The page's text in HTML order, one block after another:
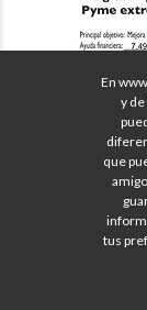
En
y
que
tus